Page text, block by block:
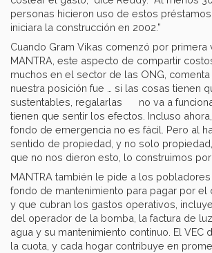
personas hicieron uso de estos
iniciara la construcción en 2002.”
Cuando Gram Vikas comenzó por primera
MANTRA, este aspecto de compartir
muchos en el sector de las ONG, comenta
nuestra posición fue … si las cosas tienen
sustentables, regalarlas no va a
tienen que sentir los efectos. Incluso
fondo de emergencia no es fácil. Pero al
sentido de propiedad, y no solo
que no nos dieron esto, lo construimos por
MANTRA también le pide a los
fondo de mantenimiento para pagar por el
y que cubran los gastos operativos,
del operador de la bomba, la factura de
agua y su mantenimiento continuo. El VEC
la cuota, y cada hogar contribuye en